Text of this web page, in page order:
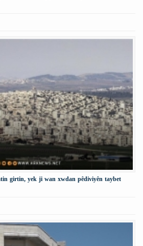
girtin, yek ji wan xwdan pêdiviyên taybet